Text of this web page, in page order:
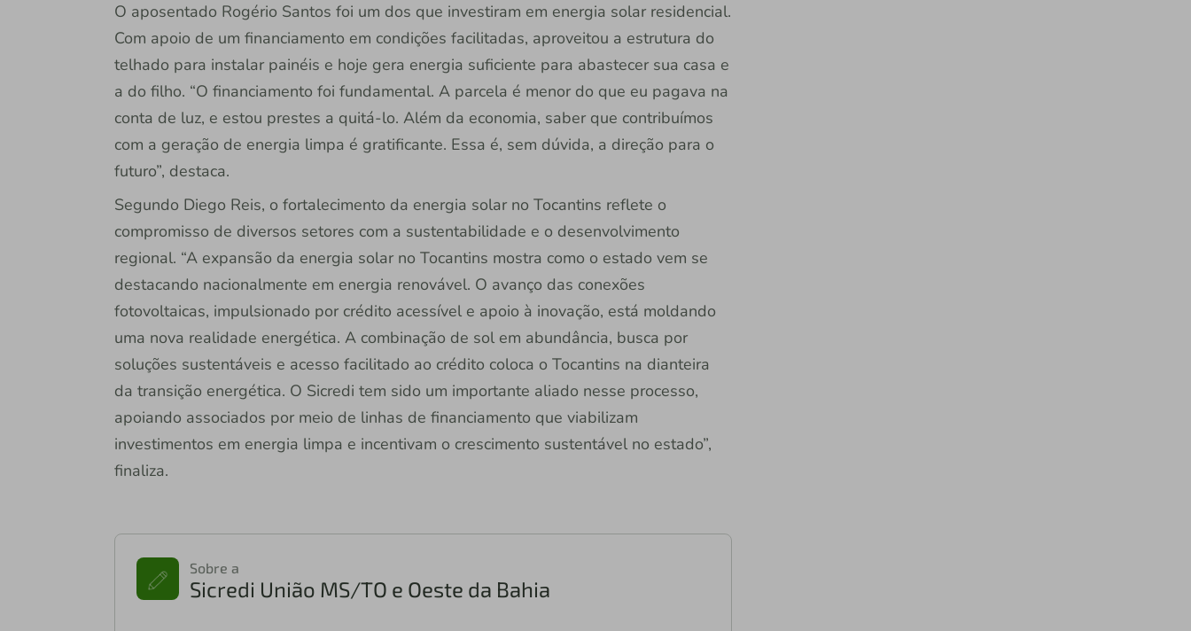
O aposentado Rogério Santos foi um dos que investiram em energia solar residencial.
Com apoio de um financiamento em condições facilitadas, aproveitou a estrutura do
telhado para instalar painéis e hoje gera energia suficiente para abastecer sua casa e
a do filho. “O financiamento foi fundamental. A parcela é menor do que eu pagava na
conta de luz, e estou prestes a quitá-lo. Além da economia, saber que contribuímos
com a geração de energia limpa é gratificante. Essa é, sem dúvida, a direção para o
futuro”, destaca.
Segundo Diego Reis, o fortalecimento da energia solar no Tocantins reflete o
compromisso de diversos setores com a sustentabilidade e o desenvolvimento
regional. “A expansão da energia solar no Tocantins mostra como o estado vem se
destacando nacionalmente em energia renovável. O avanço das conexões
fotovoltaicas, impulsionado por crédito acessível e apoio à inovação, está moldando
uma nova realidade energética. A combinação de sol em abundância, busca por
soluções sustentáveis e acesso facilitado ao crédito coloca o Tocantins na dianteira
da transição energética. O Sicredi tem sido um importante aliado nesse processo,
apoiando associados por meio de linhas de financiamento que viabilizam
investimentos em energia limpa e incentivam o crescimento sustentável no estado”,
finaliza.
Sobre a
Sicredi União MS/TO e Oeste da Bahia